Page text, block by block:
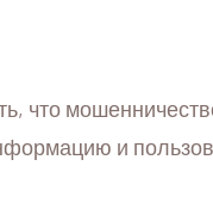
что
и